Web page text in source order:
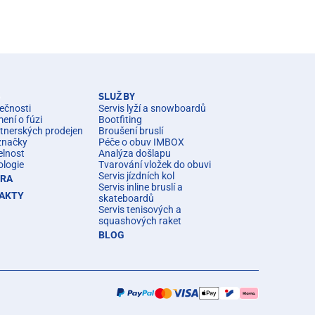
o fúzi
prodejen
SLUŽBY
Servis lyží a snowboardů
Bootfiting
Broušení bruslí
Péče o obuv IMBOX
Analýza došlapu
Tvarování vložek do obuvi
Servis jízdních kol
Servis inline bruslí a
skateboardů
Servis tenisových a
squashových raket
BLOG